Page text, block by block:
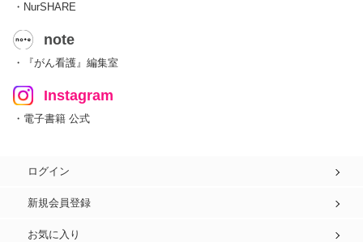
・NurSHARE
note
・『がん看護』編集室
Instagram
・電子書籍 公式
ログイン
新規会員登録
お気に入り